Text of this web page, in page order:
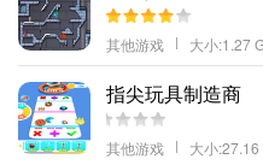
另外，这款游戏的设计者似乎
正常的箱子（
其他游戏 大小:1.27
指尖玩具制造商
其他游戏 大小:27.16